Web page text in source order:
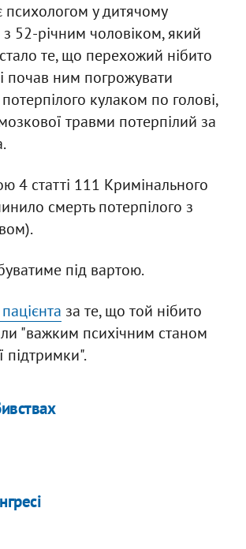
у дитячому
52-річним чоловіком, який
те, що перехожий нібито
почав ним погрожувати
кулаком по голові,
травми потерпілий за
4 статті 111 Кримінального
смерть потерпілого з
під вартою.
за те, що той нібито
"важким психічним станом
підтримки".